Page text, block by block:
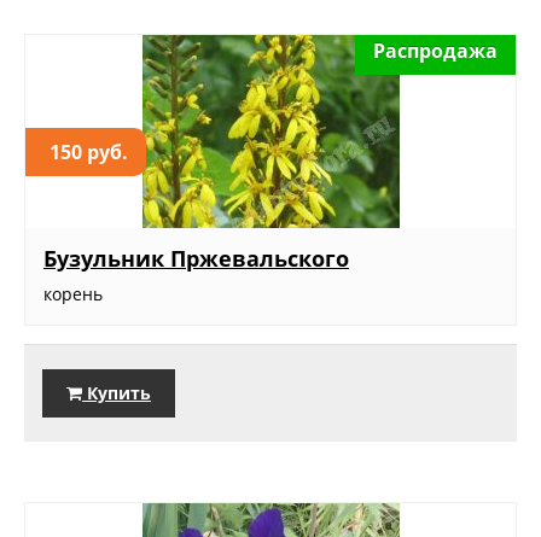
150 руб.
Распродажа
Бузульник Пржевальского
корень
Купить